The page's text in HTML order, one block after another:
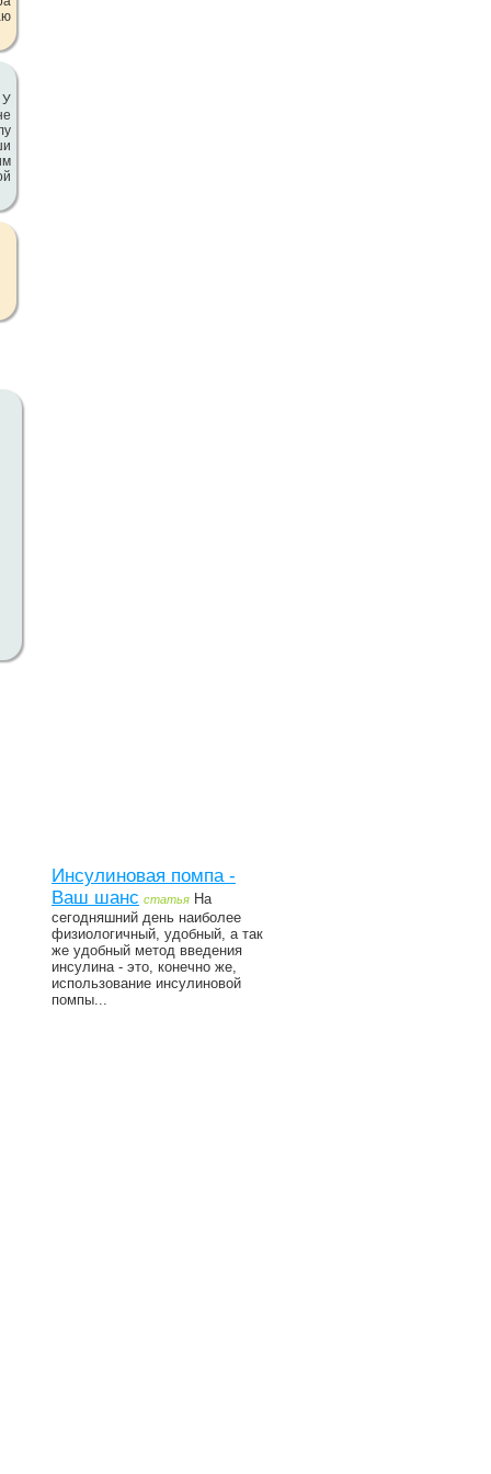
Инсулиновая помпа -
Ваш шанс статья На
сегодняшний день наиболее
физиологичный, удобный, а так
же удобный метод введения
инсулина - это, конечно же,
использование инсулиновой
помпы...